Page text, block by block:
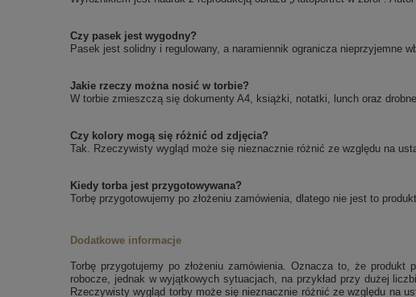
Czy pasek jest wygodny?
Pasek jest solidny i regulowany, a naramiennik ogranicza nieprzyjemne
Jakie rzeczy można nosić w torbie?
W torbie zmieszczą się dokumenty A4, książki, notatki, lunch oraz
Czy kolory mogą się różnić od zdjęcia?
Tak. Rzeczywisty wygląd może się nieznacznie różnić ze względu na
Kiedy torba jest przygotowywana?
Torbę przygotowujemy po złożeniu zamówienia, dlatego nie jest to
Dodatkowe informacje
Torbę przygotujemy po złożeniu zamówienia. Oznacza to, że
robocze, jednak w wyjątkowych sytuacjach, na przykład przy dużej
Rzeczywisty wygląd torby może się nieznacznie różnić ze względu na